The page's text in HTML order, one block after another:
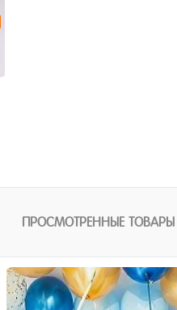
ПРОСМОТРЕННЫЕ ТОВАРЫ